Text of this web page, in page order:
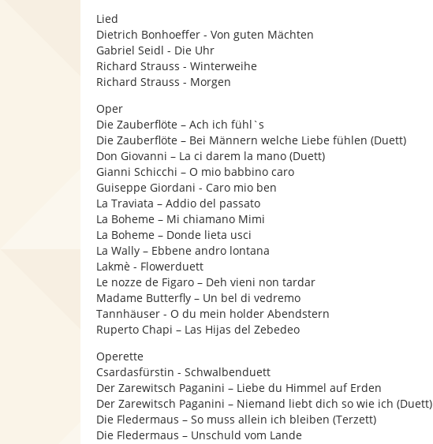
Lied
Dietrich Bonhoeffer - Von guten Mächten
Gabriel Seidl - Die Uhr
Richard Strauss - Winterweihe
Richard Strauss - Morgen
Oper
Die Zauberflöte – Ach ich fühl`s
Die Zauberflöte – Bei Männern welche Liebe fühlen (Duett)
Don Giovanni – La ci darem la mano (Duett)
Gianni Schicchi – O mio babbino caro
Guiseppe Giordani - Caro mio ben
La Traviata – Addio del passato
La Boheme – Mi chiamano Mimi
La Boheme – Donde lieta usci
La Wally – Ebbene andro lontana
Lakmè - Flowerduett
Le nozze de Figaro – Deh vieni non tardar
Madame Butterfly – Un bel di vedremo
Tannhäuser - O du mein holder Abendstern
Ruperto Chapi – Las Hijas del Zebedeo
Operette
Csardasfürstin - Schwalbenduett
Der Zarewitsch Paganini – Liebe du Himmel auf Erden
Der Zarewitsch Paganini – Niemand liebt dich so wie ich (Duett)
Die Fledermaus – So muss allein ich bleiben (Terzett)
Die Fledermaus – Unschuld vom Lande